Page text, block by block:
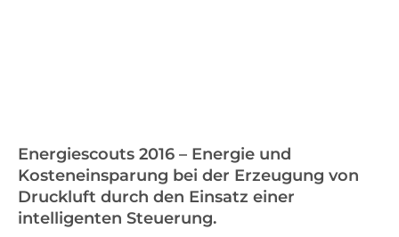
Energiescouts 2016 – Energie und
Kosteneinsparung bei der Erzeugung von
Druckluft durch den Einsatz einer
intelligenten Steuerung.